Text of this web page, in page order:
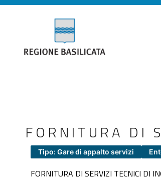
FORNITURA DI
Tipo: Gare di appalto servizi
FORNITURA DI SERVIZI TECNICI DI